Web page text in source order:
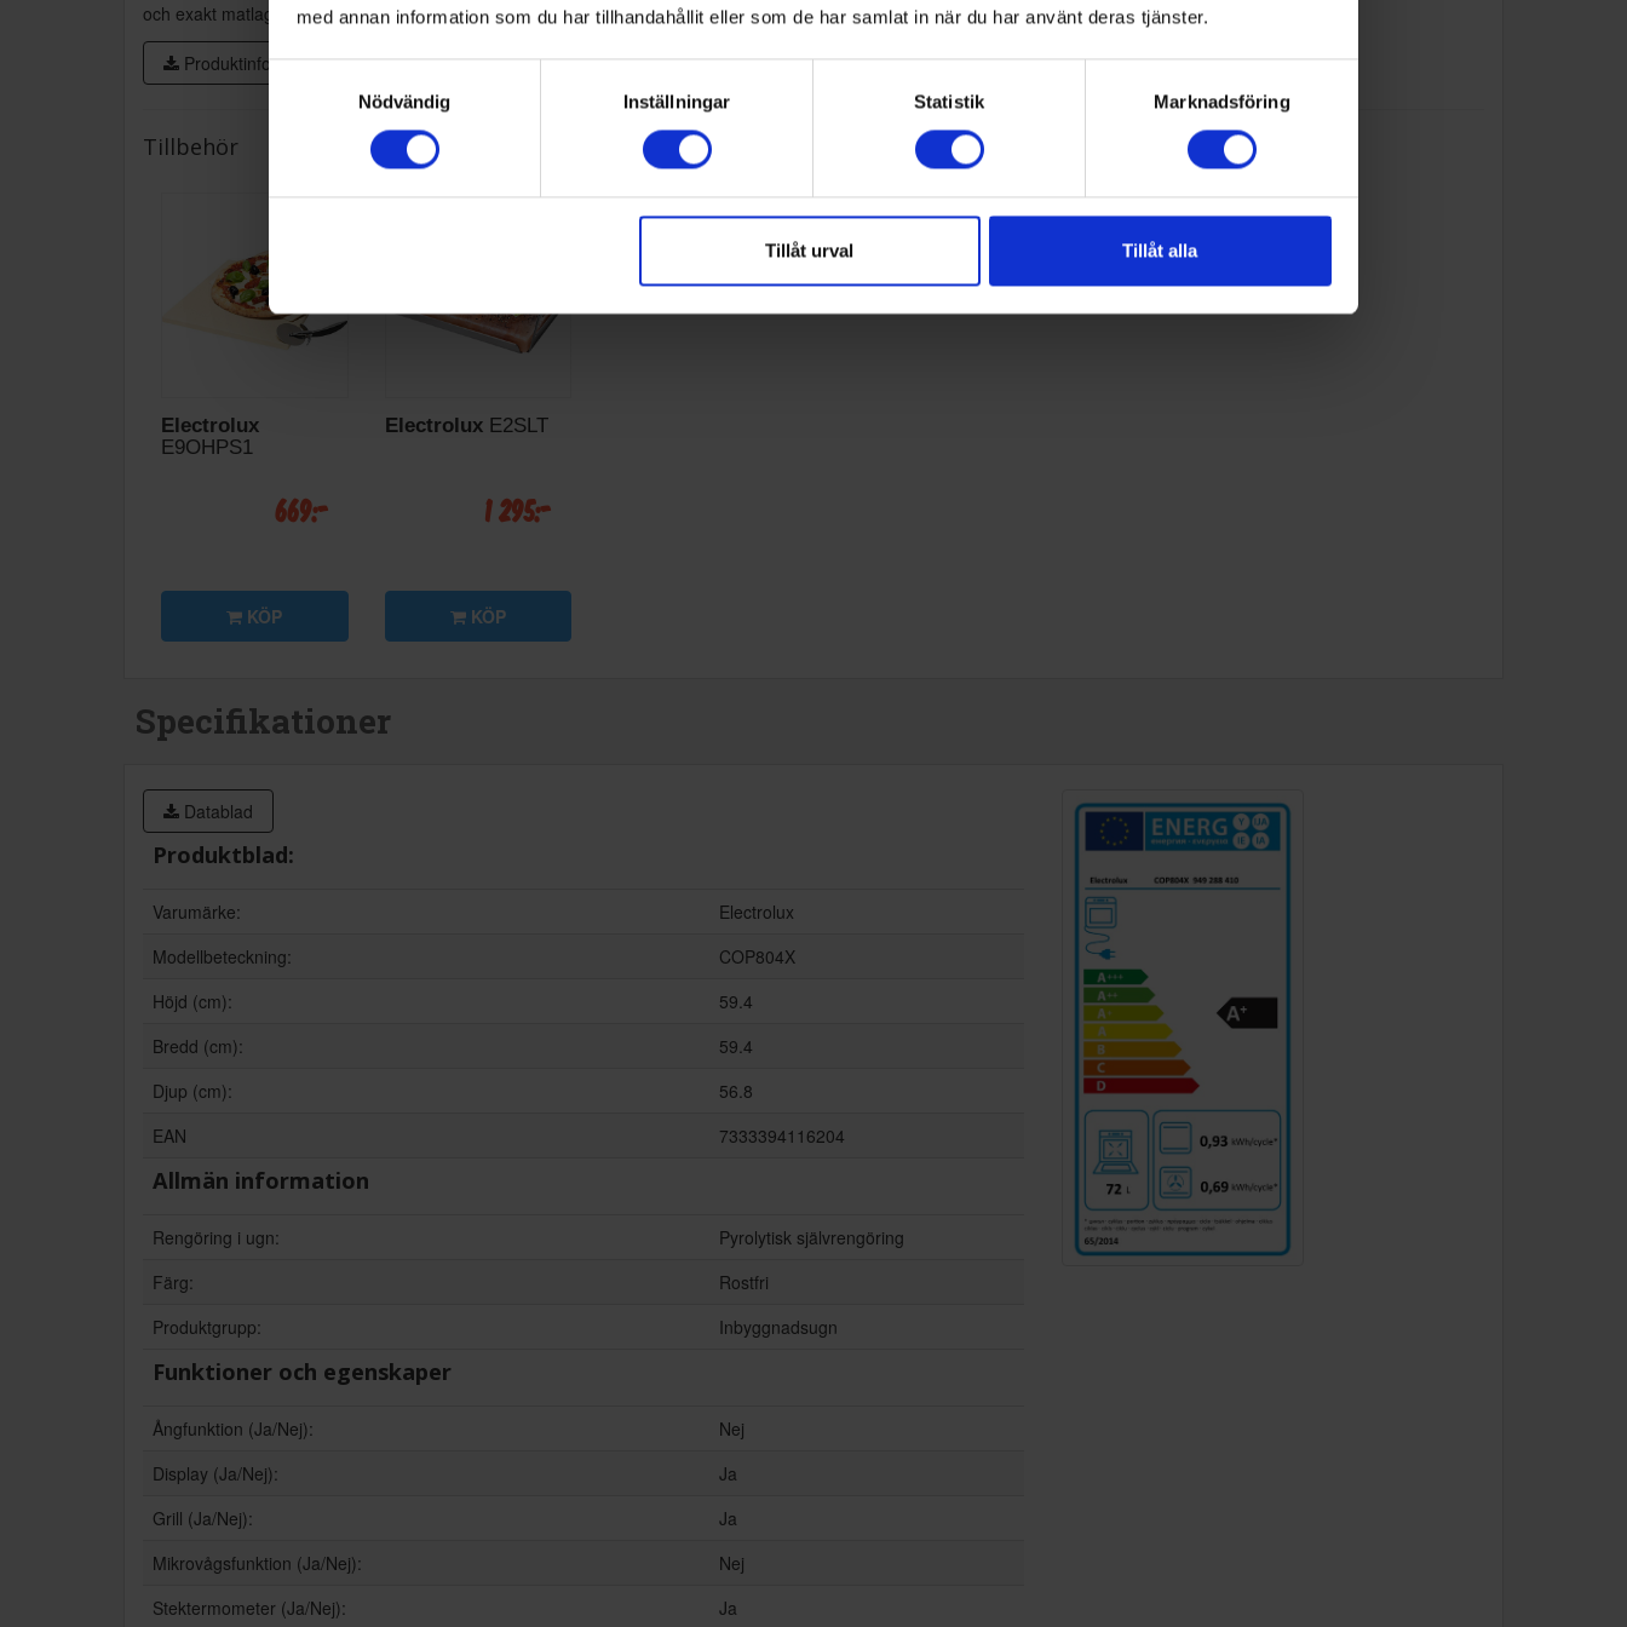
med annan information som du har tillhandahållit eller som de har samlat in när du har använt deras tjänster.
Samtyckesval
Nödvändig
Inställningar Statistik Marknadsföring
Tillåt urval Tillåt alla
och exakt matlagningsupplevelse.
kycklingrätter och smakrik lasagne utan gissningar.
Produktinformation
Tillbehör
Electrolux
E9OHPS1
669:-
KÖP
ElectroluxE2SLT
1 295:-
KÖP
Specifikationer
Datablad
Produktblad:
Varumärke:
Electrolux
Modellbeteckning:
COP804X
Höjd (cm):
59.4
Bredd (cm):
59.4
Djup (cm):
56.8
EAN
7333394116204
Allmän information
Rengöring i ugn:
Pyrolytisk självrengöring
Färg:
Rostfri
Produktgrupp:
Inbyggnadsugn
Funktioner och egenskaper
Ångfunktion (Ja/Nej):
Nej
Display (Ja/Nej):
Ja
Grill (Ja/Nej):
Ja
Mikrovågsfunktion (Ja/Nej):
Nej
Stektermometer (Ja/Nej):
Ja